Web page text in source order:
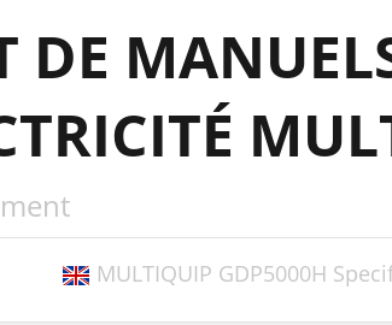
DE
MULTIQUIP GDP5000H